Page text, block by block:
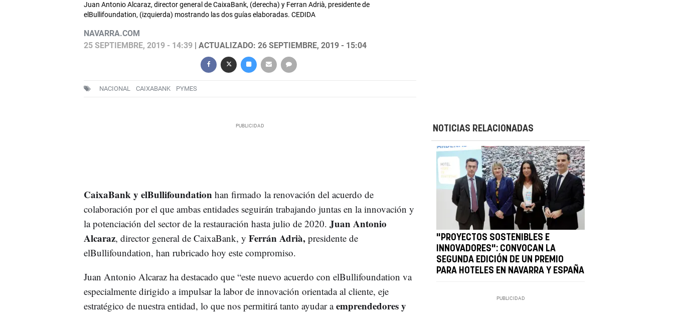
Juan Antonio Alcaraz, director general de CaixaBank, (derecha) y Ferran Adrià, presidente de
elBullifoundation, (izquierda) mostrando las dos guías elaboradas. CEDIDA
NAVARRA.COM
25 SEPTIEMBRE, 2019 - 14:39| ACTUALIZADO: 26 SEPTIEMBRE, 2019 - 15:04
NACIONAL CAIXABANK PYMES
CaixaBank y elBullifoundation han firmado la renovación del acuerdo de
colaboración por el que ambas entidades seguirán trabajando juntas en la innovación y
la potenciación del sector de la restauración hasta julio de 2020. Juan Antonio
Alcaraz, director general de CaixaBank, y Ferrán Adrià,presidente de
elBullifoundation, han rubricado hoy este compromiso.
Juan Antonio Alcaraz ha destacado que “este nuevo acuerdo con elBullifoundation va
especialmente dirigido a impulsar la labor de innovación orientada al cliente, eje
estratégico de nuestra entidad, lo que nos permitirá tanto ayudar aemprendedores y
NOTICIAS RELACIONADAS
"PROYECTOS SOSTENIBLES E
INNOVADORES": CONVOCAN LA
SEGUNDA EDICIÓN DE UN PREMIO
PARA HOTELES EN NAVARRA Y ESPAÑA